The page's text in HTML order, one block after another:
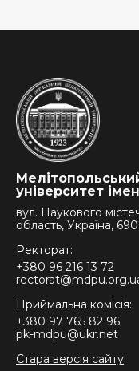
університет
вул. Наукового
область, Україна,
Ректорат:
+380 96 216 13 72
Приймальна комісія:
+380 97 765 82 96
pk-mdpu@ukr.net
Стара версія сайту